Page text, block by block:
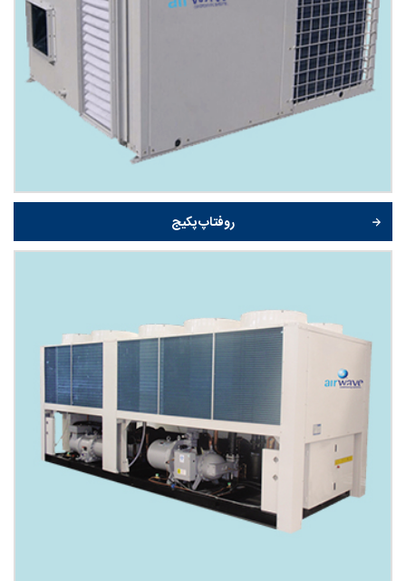
روفتاپ پکیج